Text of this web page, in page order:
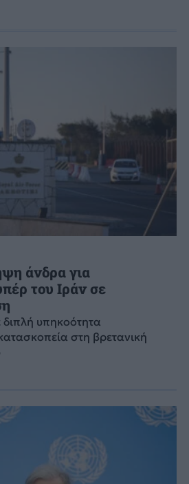
άνδρα για
του Ιράν σε
υπηκοότητα
στη βρετανική